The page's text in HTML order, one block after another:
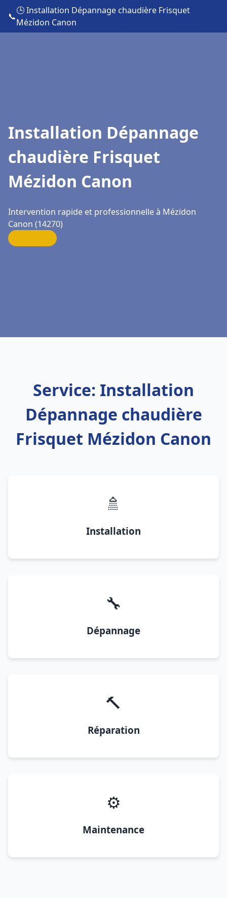
📞
🕒 Installation Dépannage chaudière Frisquet
Mézidon Canon
Installation Dépannage
chaudière Frisquet
Mézidon Canon
Intervention rapide et professionnelle à Mézidon
Canon (14270)
Service: Installation
Dépannage chaudière
Frisquet Mézidon Canon
🚿
Installation
🔧
Dépannage
🔨
Réparation
⚙️
Maintenance